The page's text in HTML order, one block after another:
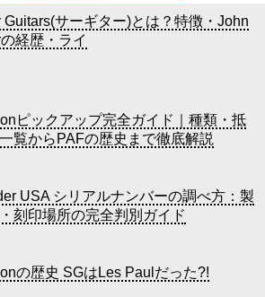
Guitars(サーギター)とは？特徴・John
経歴・ライ
ピックアップ完全ガイド｜種類・抵
覧からPAFの歴史まで徹底解説
USA シリアルナンバーの調べ方：製
刻印場所の完全判別ガイド
の歴史 SGはLes Paulだった?!